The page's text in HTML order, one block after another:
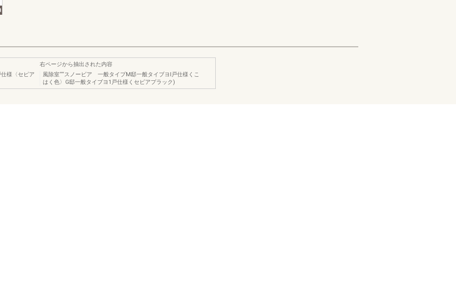
様〈セピア
右ページから抽出された内容
風除室““スノービア 一般タイプM邸一般タイブヨl戸仕様くこ
はく色〉G邸一般タイブヨ1戸仕様くセビアプラック)